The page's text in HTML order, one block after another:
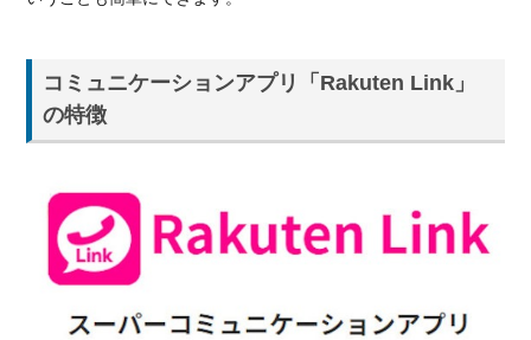
コミュニケーションアプリ「Rakuten Link」
の特徴